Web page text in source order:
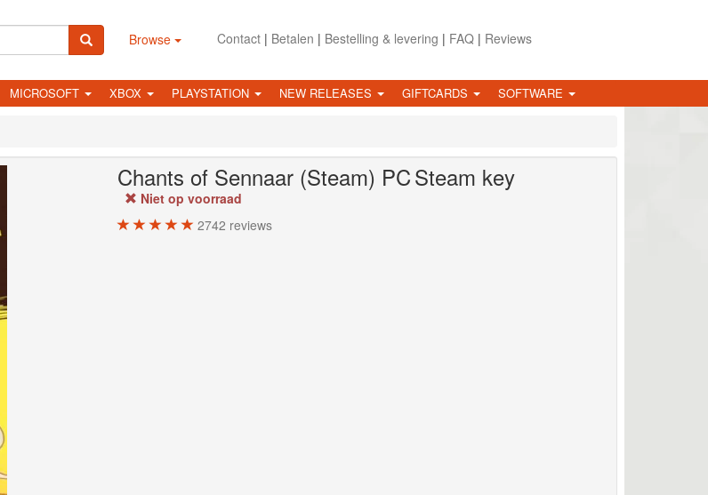
Browse Contact| Betalen | Bestelling & levering | FAQ| Reviews
MICROSOFT XBOX PLAYSTATION NEW RELEASES GIFTCARDS SOFTWARE
Chants of Sennaar (Steam) PCSteam key
Niet op voorraad
2742 reviews